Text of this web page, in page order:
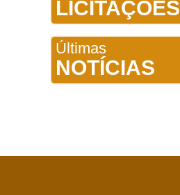
LICITAÇÕES
Últimas
NOTÍCIAS